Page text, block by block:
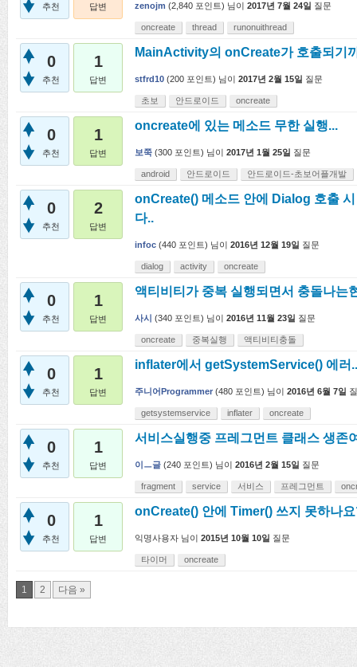
추천 답변 zenojm (2,840 포인트) 님이 2017년 7월 24일 질문
oncreate thread runonuithread
0
추천
1
답변
MainActivity의 onCreate가 호출되기
stfrd10 (200 포인트) 님이 2017년 2월 15일 질문
초보 안드로이드 oncreate
0
추천
1
답변
oncreate에 있는 메소드 무한 실행...
보쭉 (300 포인트) 님이 2017년 1월 25일 질문
android 안드로이드 안드로이드-초보어플개발
0
추천
2
답변
onCreate() 메소드 안에 Dialog 호출
다..
infoc (440 포인트) 님이 2016년 12월 19일 질문
dialog activity oncreate
0
추천
1
답변
액티비티가 중복 실행되면서 충돌나는
사시 (340 포인트) 님이 2016년 11월 23일 질문
oncreate 중복실행 액티비티충돌
0
추천
1
답변
inflater에서 getSystemService() 에러..
주니어Programmer (480 포인트) 님이 2016년 6월 7일
getsystemservice inflater oncreate
0
추천
1
답변
서비스실행중 프레그먼트 클래스 생존
이ㅡ글 (240 포인트) 님이 2016년 2월 15일 질문
fragment service 서비스 프레그먼트
0
추천
1
답변
onCreate() 안에 Timer() 쓰지 못하나
익명사용자 님이 2015년 10월 10일 질문
타이머 oncreate
1 2 다음 »